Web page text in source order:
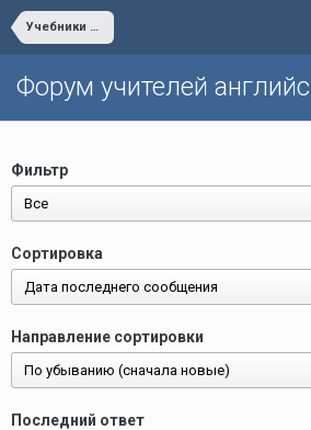
Учебники и учебные пособия/Textbooks
Форум учителей
Фильтр
Сортировка
Направление сортировки
Последний ответ